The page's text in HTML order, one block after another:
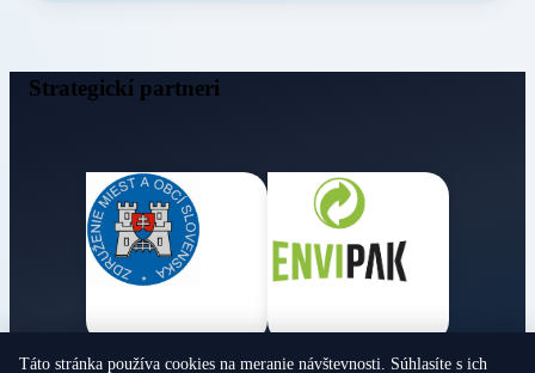
Strategickí partneri
Táto stránka používa cookies na meranie návštevnosti. Súhlasíte s ich